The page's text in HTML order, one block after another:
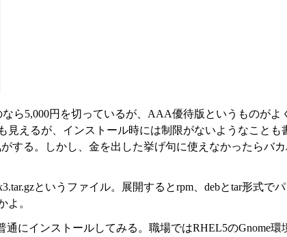
ら5,000円を切っているが、AAA優待版というものがよ
見えるが、インストール時には制限がないようなことも
する。しかし、金を出した挙げ句に使えなかったらバ
というファイル。展開するとrpm、debとtar形式で
よ。
通にインストールしてみる。職場ではRHEL5のGnome環